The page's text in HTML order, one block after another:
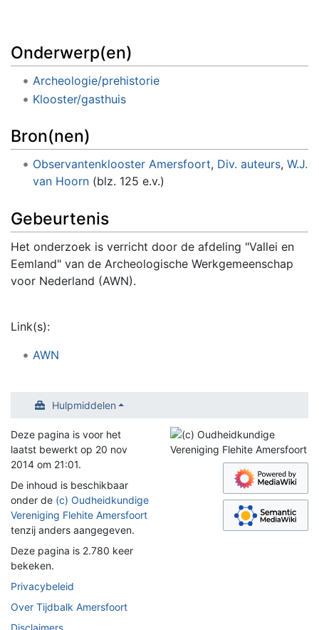
Onderwerp(en)
Archeologie/prehistorie
Klooster/gasthuis
Bron(nen)
Observantenklooster Amersfoort, Div. auteurs, W.J.
van Hoorn(blz. 125 e.v.)
Gebeurtenis
Het onderzoek is verricht door de afdeling "Vallei en
Eemland" van de Archeologische Werkgemeenschap
voor Nederland (AWN).
Link(s):
AWN
Hulpmiddelen
Deze pagina is voor het
laatst bewerkt op 20 nov
2014 om 21:01.
De inhoud is beschikbaar
onder de (c) Oudheidkundige
Vereniging Flehite Amersfoort
tenzij anders aangegeven.
Deze pagina is 2.780 keer
bekeken.
Privacybeleid
Over Tijdbalk Amersfoort
Disclaimers